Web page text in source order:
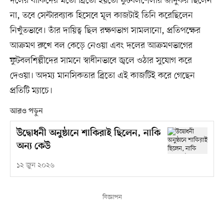
না, তবে সেন্টারব্যাক হিসেবে মূল কাজটাই তিনি করেছিলেন
নিখুঁতভাবে। তাঁর দায়িত্ব ছিল রক্ষণভাগ সামলানো, প্রতিপক্ষের
আক্রমণ রুখে বল কেড়ে নেওয়া এবং দলের আক্রমণভাগের
ফুটবলশিল্পীদের সামনে স্বাধীনভাবে জ্বলে ওঠার সুযোগ করে
দেওয়া। অদম্য মানসিকতার ব্রিতো এই কাজটিই করে গেছেন
প্রতিটি ম্যাচে।
আরও পড়ুন
উদ্বোধনী অনুষ্ঠানে শাকিরাই ছিলেন, নাকি
অন্য কেউ
১২ জুন ২০২৬